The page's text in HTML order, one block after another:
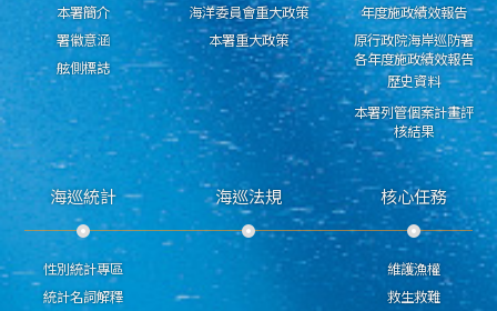
本署簡介
署徽意涵
舷側標誌
海洋委員會重大政策
本署重大政策
年度施政績效報告
原行政院海岸巡防署
各年度施政績效報告
歷史資料
本署列管個案計畫評
核結果
海巡統計
性別統計專區
統計名詞解釋
海巡法規 核心任務
維護漁權
救生救難